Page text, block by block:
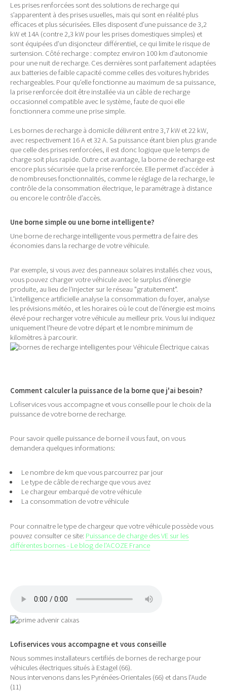
Les prises renforcées sont des solutions de recharge qui
s’apparentent à des prises usuelles, mais qui sont en réalité plus
efficaces et plus sécurisées. Elles disposent d’une puissance de 3,2
kW et 14A (contre 2,3 kW pour les prises domestiques simples) et
sont équipées d’un disjoncteur différentiel, ce qui limite le risque de
surtension. Côté recharge : comptez environ 100 km d’autonomie
pour une nuit de recharge. Ces dernières sont parfaitement adaptées
aux batteries de faible capacité comme celles des voitures hybrides
rechargeables. Pour qu’elle fonctionne au maximum de sa puissance,
la prise renforcée doit être installée via un câble de recharge
occasionnel compatible avec le système, faute de quoi elle
fonctionnera comme une prise simple.
Les bornes de recharge à domicile délivrent entre 3,7 kW et 22 kW,
avec respectivement 16 A et 32 A. Sa puissance étant bien plus grande
que celle des prises renforcées, il est donc logique que le temps de
charge soit plus rapide. Outre cet avantage, la borne de recharge est
encore plus sécurisée que la prise renforcée. Elle permet d’accéder à
de nombreuses fonctionnalités, comme le réglage de la recharge, le
contrôle de la consommation électrique, le paramétrage à distance
ou encore le contrôle d’accès.
Une borne simple ou une borne intelligente?
Une borne de recharge intelligente vous permettra de faire des
économies dans la recharge de votre véhicule.
Par exemple, si vous avez des panneaux solaires installés chez vous,
vous pouvez charger votre véhicule avec le surplus d'énergie
produite, au lieu de l'injecter sur le réseau "gratuitement".
L'intelligence artificielle analyse la consommation du foyer, analyse
les prévisions météo, et les horaires où le cout de l'énergie est moins
élevé pour recharger votre véhicule au meilleur prix. Vous lui indiquez
uniquement l'heure de votre départ et le nombre minimum de
kilomètres à parcourir.
Comment calculer la puissance de la borne que j'ai besoin?
Lofiservices vous accompagne et vous conseille pour le choix de la
puissance de votre borne de recharge.
Pour savoir quelle puissance de borne il vous faut, on vous
demandera quelques informations:
Le nombre de km que vous parcourrez par jour
Le type de câble de recharge que vous avez
Le chargeur embarqué de votre véhicule
La consommation de votre véhicule
Pour connaitre le type de chargeur que votre véhicule possède vous
pouvez consulter ce site: Puissance de charge des VE sur les
différentes bornes - Le blog de l'ACOZE France
Lofiservices vous accompagne et vous conseille
Nous sommes installateurs certifiés de bornes de recharge pour
véhicules électriques situés à Estagel (66).
Nous intervenons dans les Pyrénées-Orientales (66) et dans l'Aude
(11)